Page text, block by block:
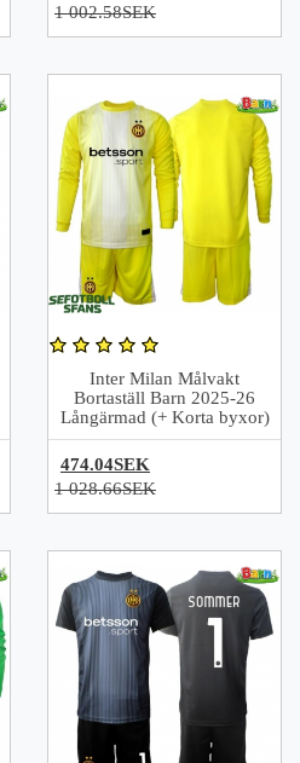
1 002.58SEK
Inter Milan Målvakt
Bortaställ Barn 2025-26
Långärmad (+ Korta byxor)
474.04SEK
1 028.66SEK